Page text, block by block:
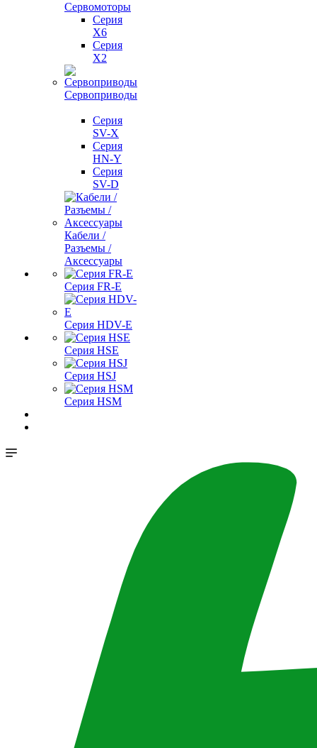
Сервомоторы
Серия
X6
Серия
X2
Сервоприводы
Серия
SV-X
Серия
HN-Y
Серия
SV-D
Кабели /
Разъемы /
Аксессуары
Серия FR-E
Серия HDV-E
Серия HSE
Серия HSJ
Серия HSM